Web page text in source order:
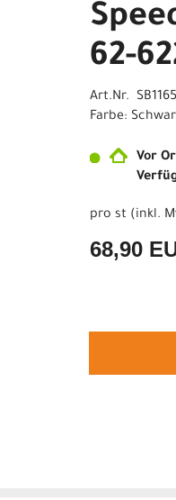
62-
Art.Nr.
Farbe:
Vor
pro st (inkl.
68,90